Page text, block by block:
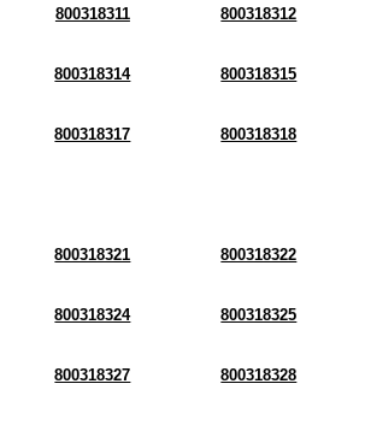
800318311 800318312
800318314 800318315
800318317 800318318
800318321 800318322
800318324 800318325
800318327 800318328